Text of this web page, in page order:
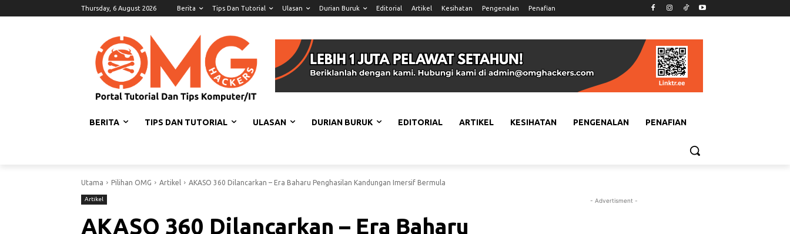
Thursday, 6 August 2026 Berita Tips Dan Tutorial Ulasan Durian Buruk Editorial Artikel Kesihatan Pengenalan Penafian
BERITA TIPS DAN TUTORIAL ULASAN DURIAN BURUK EDITORIAL ARTIKEL KESIHATAN PENGENALAN PENAFIAN
Utama Pilihan OMG Artikel AKASO 360 Dilancarkan – Era Baharu Penghasilan Kandungan Imersif Bermula
Artikel
AKASO 360 Dilancarkan – Era Baharu
- Advertisment -